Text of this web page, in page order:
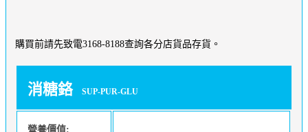
購買前請先致電3168-8188查詢各分店貨品存貨。
消糖鉻 SUP-PUR-GLU
營養價值: